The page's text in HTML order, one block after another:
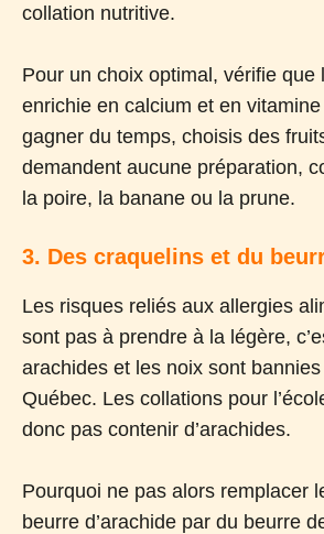
collation nutritive.
Pour un choix optimal, vérifie que
enrichie en calcium et en
gagner du temps, choisis des
demandent aucune préparation,
la poire, la banane ou la prune.
3. Des craquelins et du
Les risques reliés aux allergies
sont pas à prendre à la légère,
arachides et les noix sont
Québec. Les collations pour
donc pas contenir d’arachides.
Pourquoi ne pas alors remplacer
beurre d’arachide par du beurre